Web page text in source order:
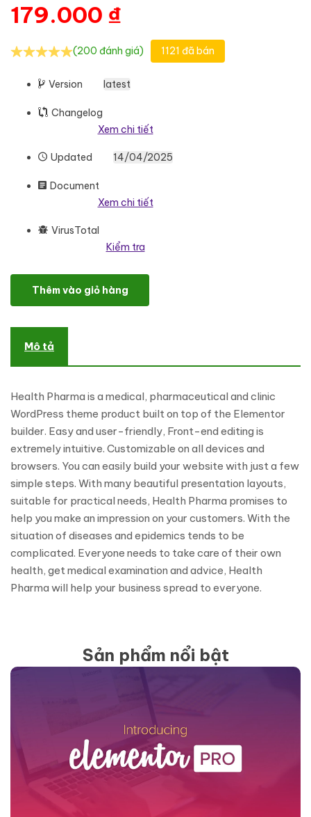
179.000 ₫
(200 đánh giá) 1121 đã bán
Version latest
Changelog
Xem chi tiết
Updated 14/04/2025
Document
Xem chi tiết
VirusTotal
Kiểm tra
Health Pharma – Elementor Medicine Shop & Clinic WordPress
Thêm vào giỏ hàng
Mô tả
Health Pharma is a medical, pharmaceutical and clinic
WordPress theme product built on top of the Elementor
builder. Easy and user-friendly, Front-end editing is
extremely intuitive. Customizable on all devices and
browsers. You can easily build your website with just a few
simple steps. With many beautiful presentation layouts,
suitable for practical needs, Health Pharma promises to
help you make an impression on your customers. With the
situation of diseases and epidemics tends to be
complicated. Everyone needs to take care of their own
health, get medical examination and advice, Health
Pharma will help your business spread to everyone.
Sản phẩm nổi bật